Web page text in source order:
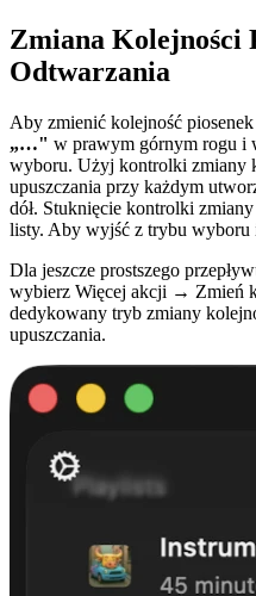
Zmiana Kolejności
Odtwarzania
Aby zmienić kolejność
„…" w prawym górnym rogu i
wyboru. Użyj kontrolki zmiany
upuszczania przy każdym
dół. Stuknięcie kontrolki
listy. Aby wyjść z trybu wyboru
Dla jeszcze prostszego
wybierz Więcej akcji → Zmień
dedykowany tryb zmiany
upuszczania.